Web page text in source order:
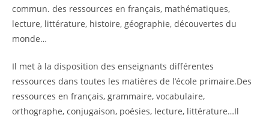
commun. des ressources en français, mathématiques,
lecture, littérature, histoire, géographie, découvertes du
monde…
Il met à la disposition des enseignants différentes
ressources dans toutes les matières de l’école primaire.Des
ressources en français, grammaire, vocabulaire,
orthographe, conjugaison, poésies, lecture, littérature…Il